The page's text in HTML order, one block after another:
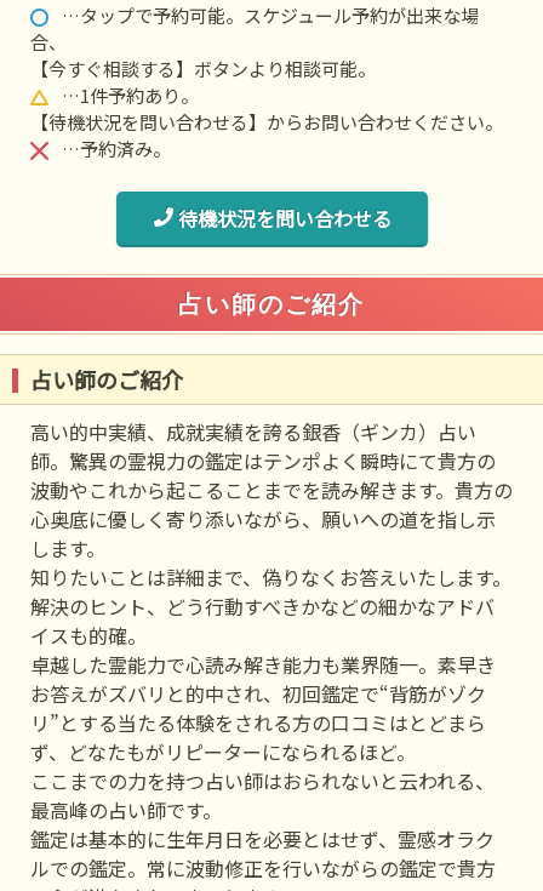
…タップで予約可能。スケジュール予約が出来な場
合、
【今すぐ相談する】ボタンより相談可能。
…1件予約あり。
【待機状況を問い合わせる】からお問い合わせください。
…予約済み。
待機状況を問い合わせる
占い師のご紹介
占い師のご紹介
高い的中実績、成就実績を誇る銀香（ギンカ）占い
師。驚異の霊視力の鑑定はテンポよく瞬時にて貴方の
波動やこれから起こることまでを読み解きます。貴方の
心奥底に優しく寄り添いながら、願いへの道を指し示
します。
知りたいことは詳細まで、偽りなくお答えいたします。
解決のヒント、どう行動すべきかなどの細かなアドバ
イスも的確。
卓越した霊能力で心読み解き能力も業界随一。素早き
お答えがズバリと的中され、初回鑑定で“背筋がゾク
リ”とする当たる体験をされる方の口コミはとどまら
ず、どなたもがリピーターになられるほど。
ここまでの力を持つ占い師はおられないと云われる、
最高峰の占い師です。
鑑定は基本的に生年月日を必要とはせず、霊感オラク
ルでの鑑定。常に波動修正を行いながらの鑑定で貴方